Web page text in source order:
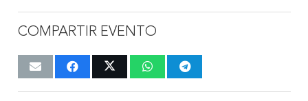
COMPARTIR EVENTO